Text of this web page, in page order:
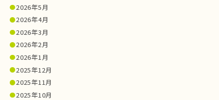
2026年5月
2026年4月
2026年3月
2026年2月
2026年1月
2025年12月
2025年11月
2025年10月